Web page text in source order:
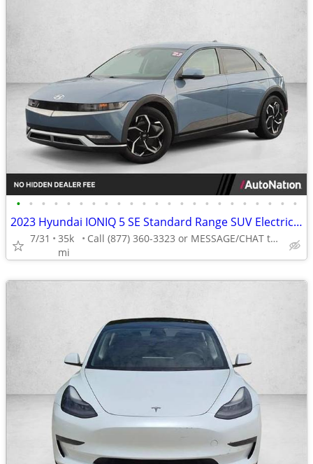
• • • • • • • • • • • • • • • • • • • • • • •
2023 Hyundai IONIQ 5 SE Standard Range SUV Electric AUTONATION
7/31
35k
mi
Call (877) 360-3323 or MESSAGE/CHAT to confirm availability